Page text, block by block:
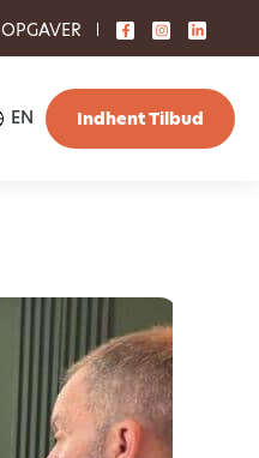
OPGAVER
EN Indhent Tilbud